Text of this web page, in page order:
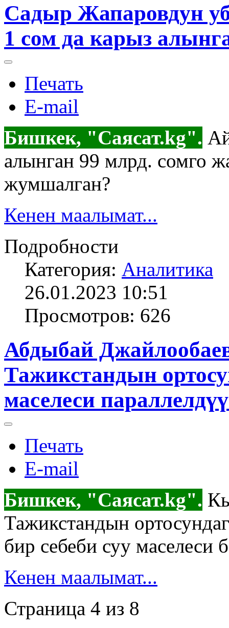
Садыр Жапаровдун
1 сом да карыз
Печать
E-mail
Бишкек, "Саясат.kg".
алынган 99 млрд. сомго
жумшалган?
Кенен маалымат...
Подробности
Категория: Аналитика
26.01.2023 10:51
Просмотров: 626
Абдыбай
Тажикстандын
маселеси
Печать
E-mail
Бишкек, "Саясат.kg".
Тажикстандын
бир себеби суу маселеси
Кенен маалымат...
Страница 4 из 8